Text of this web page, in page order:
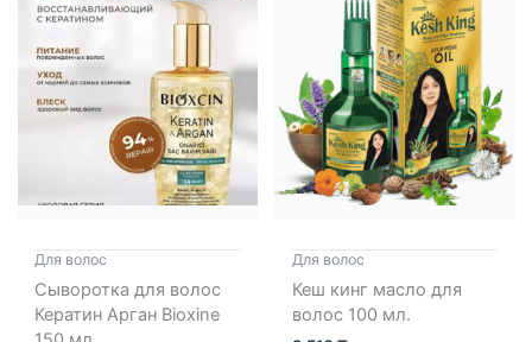
Для волос
Сыворотка для волос
Кератин Арган Bioxine
Для волос
Кеш кинг масло для
волос 100 мл.